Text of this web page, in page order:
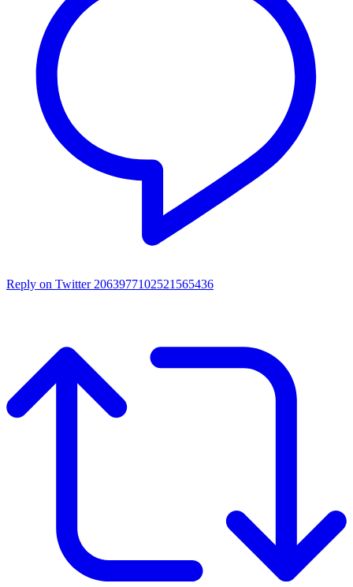
Reply on Twitter 2063977102521565436